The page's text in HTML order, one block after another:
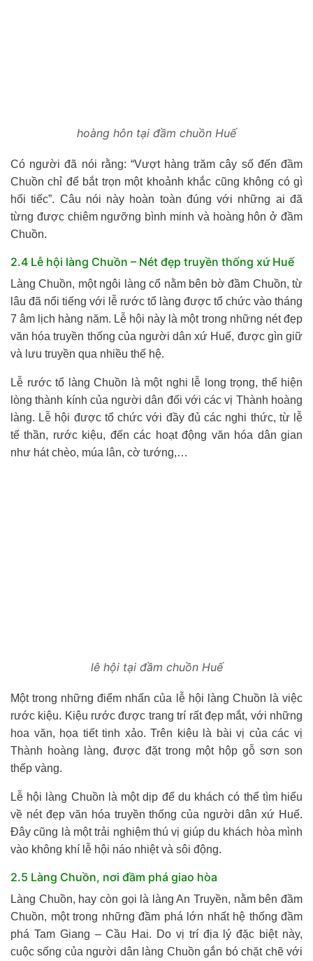
hoàng hôn tại đầm chuồn Huế
Có người đã nói rằng: “Vượt hàng trăm cây số đến đầm
Chuồn chỉ để bắt trọn một khoảnh khắc cũng không có gì
hối tiếc”. Câu nói này hoàn toàn đúng với những ai đã
từng được chiêm ngưỡng bình minh và hoàng hôn ở đầm
Chuồn.
2.4 Lễ hội làng Chuồn – Nét đẹp truyền thống xứ Huế
Làng Chuồn, một ngôi làng cổ nằm bên bờ đầm Chuồn, từ
lâu đã nổi tiếng với lễ rước tổ làng được tổ chức vào tháng
7 âm lịch hàng năm. Lễ hội này là một trong những nét đẹp
văn hóa truyền thống của người dân xứ Huế, được gìn giữ
và lưu truyền qua nhiều thế hệ.
Lễ rước tổ làng Chuồn là một nghi lễ long trọng, thể hiện
lòng thành kính của người dân đối với các vị Thành hoàng
làng. Lễ hội được tổ chức với đầy đủ các nghi thức, từ lễ
tế thần, rước kiệu, đến các hoạt động văn hóa dân gian
như hát chèo, múa lân, cờ tướng,…
lê hội tại đầm chuồn Huế
Một trong những điểm nhấn của lễ hội làng Chuồn là việc
rước kiệu. Kiệu rước được trang trí rất đẹp mắt, với những
hoa văn, họa tiết tinh xảo. Trên kiệu là bài vị của các vị
Thành hoàng làng, được đặt trong một hộp gỗ sơn son
thếp vàng.
Lễ hội làng Chuồn là một dịp để du khách có thể tìm hiểu
về nét đẹp văn hóa truyền thống của người dân xứ Huế.
Đây cũng là một trải nghiệm thú vị giúp du khách hòa mình
vào không khí lễ hội náo nhiệt và sôi động.
2.5 Làng Chuồn, nơi đầm phá giao hòa
Làng Chuồn, hay còn gọi là làng An Truyền, nằm bên đầm
Chuồn, một trong những đầm phá lớn nhất hệ thống đầm
phá Tam Giang – Cầu Hai. Do vị trí địa lý đặc biệt này,
cuộc sống của người dân làng Chuồn gắn bó chặt chẽ với